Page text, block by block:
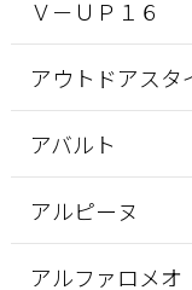
Ｖ－ＵＰ１６
アウトドアスタ
アバルト
アルピーヌ
アルファロメオ